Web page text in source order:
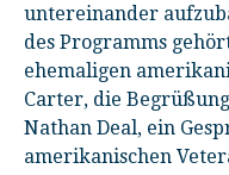
untereinander
des Programms
ehemaligen
Carter, die
Nathan Deal, ein
amerikanischen